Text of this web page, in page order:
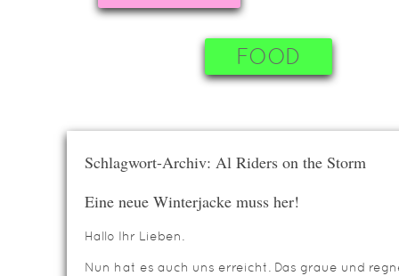
FOOD
Schlagwort-Archiv: Al Riders on the Storm
Eine neue Winterjacke muss her!
Hallo Ihr Lieben.
Nun hat es auch uns erreicht. Das graue und